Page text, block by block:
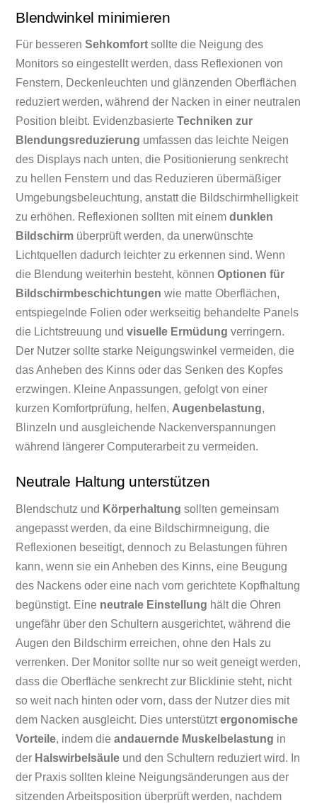
Blendwinkel minimieren
Für besserenSehkomfort sollte die Neigung des
Monitors so eingestellt werden, dass Reflexionen von
Fenstern, Deckenleuchten und glänzenden Oberflächen
reduziert werden, während der Nacken in einer neutralen
Position bleibt. EvidenzbasierteTechniken zur
Blendungsreduzierung umfassen das leichte Neigen
des Displays nach unten, die Positionierung senkrecht
zu hellen Fenstern und das Reduzieren übermäßiger
Umgebungsbeleuchtung, anstatt die Bildschirmhelligkeit
zu erhöhen. Reflexionen sollten mit einemdunklen
Bildschirm überprüft werden, da unerwünschte
Lichtquellen dadurch leichter zu erkennen sind. Wenn
die Blendung weiterhin besteht, könnenOptionen für
Bildschirmbeschichtungen wie matte Oberflächen,
entspiegelnde Folien oder werkseitig behandelte Panels
die Lichtstreuung undvisuelle Ermüdung verringern.
Der Nutzer sollte starke Neigungswinkel vermeiden, die
das Anheben des Kinns oder das Senken des Kopfes
erzwingen. Kleine Anpassungen, gefolgt von einer
kurzen Komfortprüfung, helfen, Augenbelastung,
Blinzeln und ausgleichende Nackenverspannungen
während längerer Computerarbeit zu vermeiden.
Neutrale Haltung unterstützen
Blendschutz und Körperhaltung sollten gemeinsam
angepasst werden, da eine Bildschirmneigung, die
Reflexionen beseitigt, dennoch zu Belastungen führen
kann, wenn sie ein Anheben des Kinns, eine Beugung
des Nackens oder eine nach vorn gerichtete Kopfhaltung
begünstigt. Eine neutrale Einstellung hält die Ohren
ungefähr über den Schultern ausgerichtet, während die
Augen den Bildschirm erreichen, ohne den Hals zu
verrenken. Der Monitor sollte nur so weit geneigt werden,
dass die Oberfläche senkrecht zur Blicklinie steht, nicht
so weit nach hinten oder vorn, dass der Nutzer dies mit
dem Nacken ausgleicht. Dies unterstütztergonomische
Vorteile, indem dieandauernde Muskelbelastung in
der Halswirbelsäule und den Schultern reduziert wird. In
der Praxis sollten kleine Neigungsänderungen aus der
sitzenden Arbeitsposition überprüft werden, nachdem